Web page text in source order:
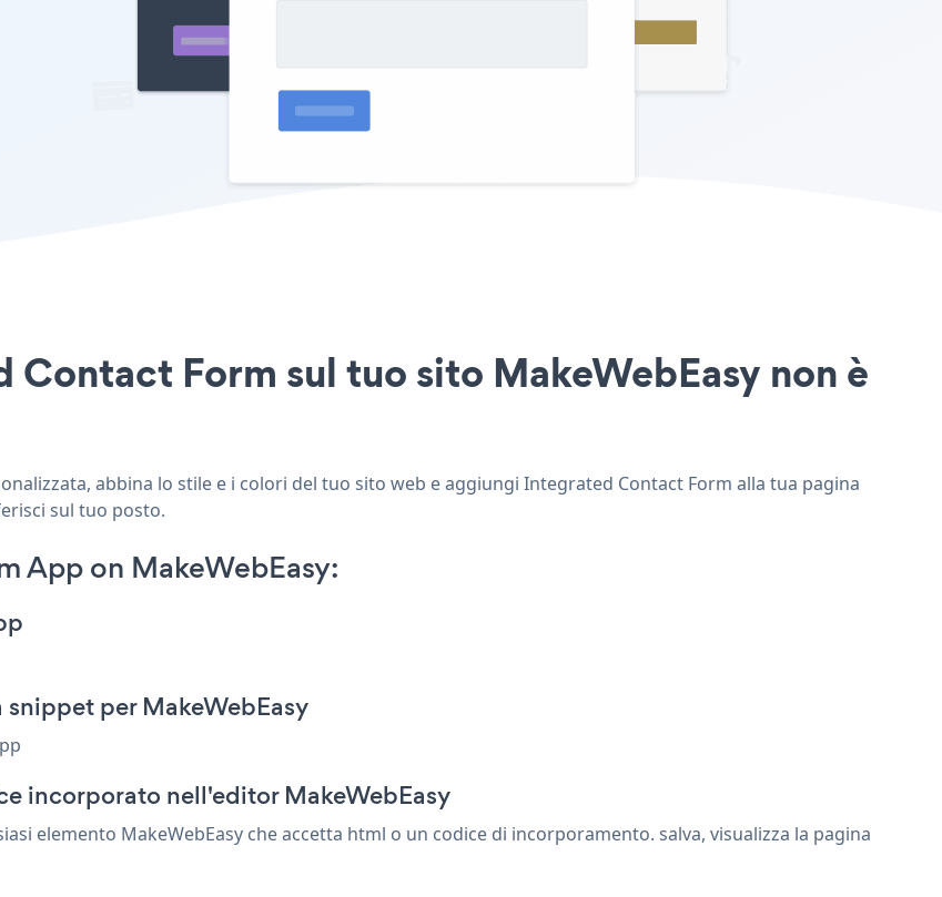
Form sul tuo sito MakeWebEasy non è
abbina lo stile e i colori del tuo sito web e aggiungi Integrated Contact Form alla tua pagina
sul tuo posto.
App on MakeWebEasy:
per MakeWebEasy
incorporato nell'editor MakeWebEasy
elemento MakeWebEasy che accetta html o un codice di incorporamento. salva, visualizza la pagina